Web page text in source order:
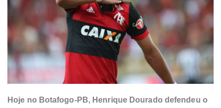
Hoje no Botafogo-PB, Henrique Dourado defendeu o